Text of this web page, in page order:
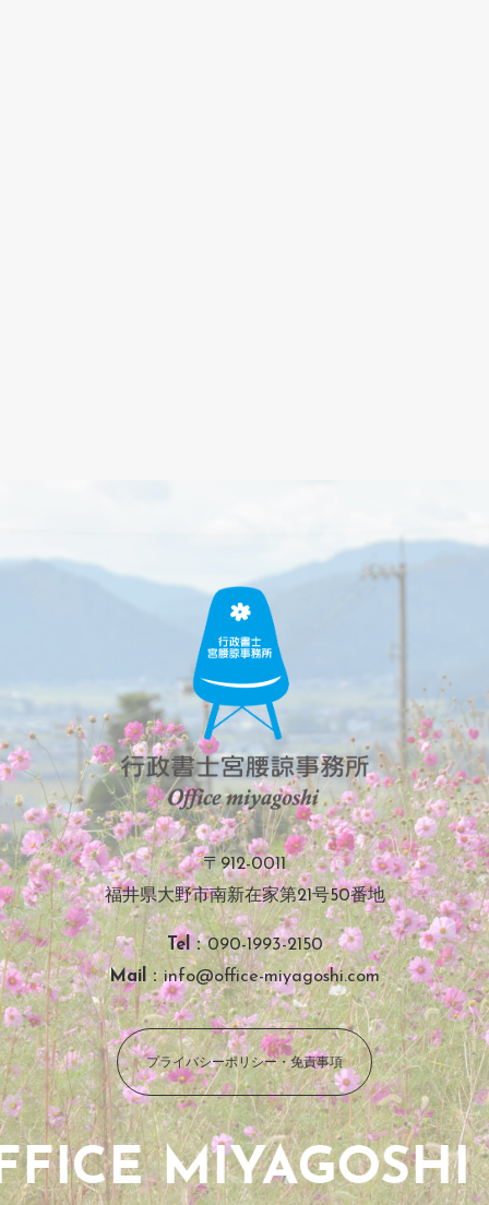
〒912-0011
福井県大野市南新在家第21号50番地
Tel ：090-1993-2150
Mail ：info@office-miyagoshi.com
プライバシーポリシー・免責事項
MIYAGOSHI